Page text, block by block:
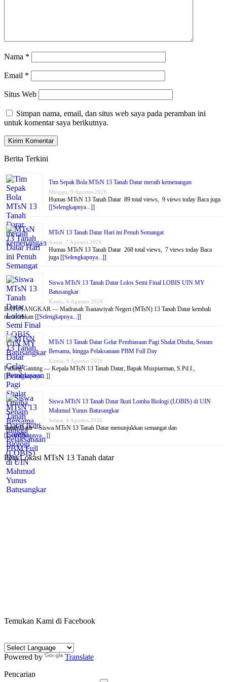
Nama *
Email *
Situs Web
Simpan nama, email, dan situs web saya pada peramban ini
untuk komentar saya berikutnya.
Berita Terkini
Tim Sepak Bola MTsN 13 Tanah Datar meraih kemenangan
Minggu, 9 Agustus 2026
Humas MTsN 13 Tanah Datar 89 total views, 9 views today Baca juga
[[Selengkapnya...]]
MTsN 13 Tanah Datar Hari ini Penuh Semangat
Jumat, 7 Agustus 2026
Humas MTsN 13 Tanah Datar 268 total views, 7 views today Baca
juga [[Selengkapnya...]]
Siswa MTsN 13 Tanah Datar Lolos Semi Final LOBIS UIN MY
Batusangkar
Kamis, 6 Agustus 2026
BATUSANGKAR — Madrasah Tsanawiyah Negeri (MTsN) 13 Tanah Datar kembali
menorehkan [[Selengkapnya...]]
MTsN 13 Tanah Datar Gelar Pembiasaan Pagi Shalat Dhuha, Senam
Bersama, hingga Pelaksanaan PBM Full Day
Kamis, 6 Agustus 2026
Padang Ganting — Kepala MTsN 13 Tanah Datar, Bapak Muspiarman, S.Pd.I.,
[[Selengkapnya...]]
Siswa MTsN 13 Tanah Datar Ikuti Lomba Biologi (LOBIS) di UIN
Mahmud Yunus Batusangkar
Selasa, 4 Agustus 2026
Tanah Datar – Siswa MTsN 13 Tanah Datar menunjukkan semangat dan
[[Selengkapnya...]]
Peta Lokasi MTsN 13 Tanah datar
Temukan Kami di Facebook
Powered by
Translate
Pencarian